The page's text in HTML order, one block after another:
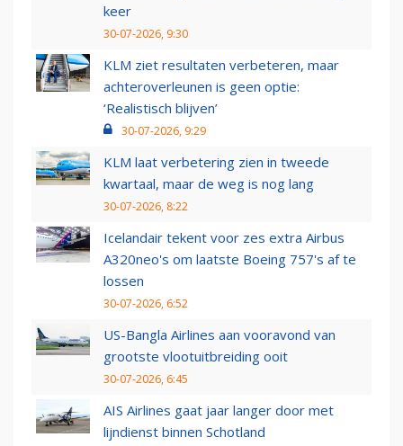
keer
30-07-2026, 9:30
KLM ziet resultaten verbeteren, maar
achteroverleunen is geen optie:
‘Realistisch blijven’
30-07-2026, 9:29
KLM laat verbetering zien in tweede
kwartaal, maar de weg is nog lang
30-07-2026, 8:22
Icelandair tekent voor zes extra Airbus
A320neo's om laatste Boeing 757's af te
lossen
30-07-2026, 6:52
US-Bangla Airlines aan vooravond van
grootste vlootuitbreiding ooit
30-07-2026, 6:45
AIS Airlines gaat jaar langer door met
lijndienst binnen Schotland